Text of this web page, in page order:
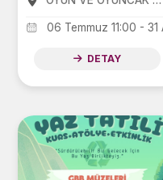
06 Temmuz 11:00 - 31
DETAY